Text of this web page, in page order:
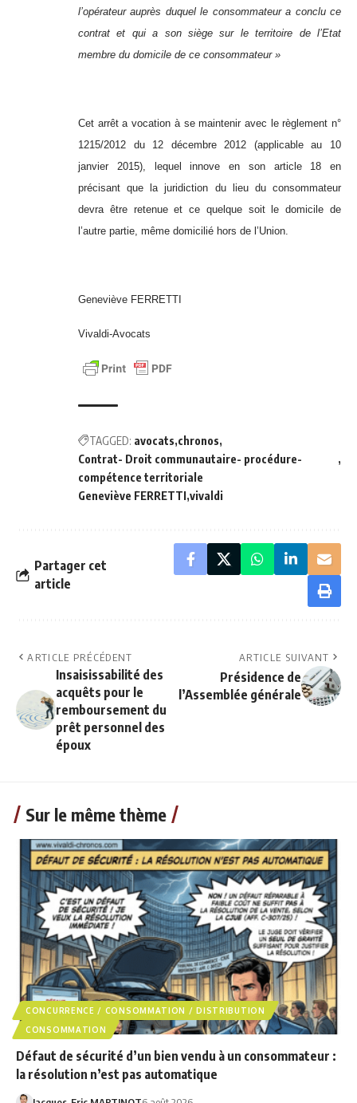
l’opérateur auprès duquel le consommateur a conclu ce
contrat et qui a son siège sur le territoire de l’Etat
membre du domicile de ce consommateur »
Cet arrêt a vocation à se maintenir avec le règlement n°
1215/2012 du 12 décembre 2012 (applicable au 10
janvier 2015), lequel innove en son article 18 en
précisant que la juridiction du lieu du consommateur
devra être retenue et ce quelque soit le domicile de
l’autre partie, même domicilié hors de l’Union.
Geneviève FERRETTI
Vivaldi-Avocats
TAGGED: avocats chronos
Contrat- Droit communautaire- procédure-
compétence territoriale
Geneviève FERRETTI vivaldi
Partager cet
article
ARTICLE PRÉCÉDENT
Insaisissabilité des
acquêts pour le
remboursement du
prêt personnel des
époux
ARTICLE SUIVANT
Présidence de
l’Assemblée générale
Sur le même thème
CONCURRENCE / CONSOMMATION / DISTRIBUTION
CONSOMMATION
Défaut de sécurité d’un bien vendu à un consommateur :
la résolution n’est pas automatique